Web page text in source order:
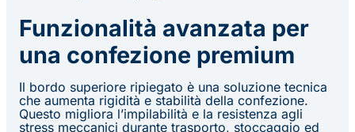
Funzionalità avanzata per
una confezione premium
Il bordo superiore ripiegato è una soluzione tecnica
che aumenta rigidità e stabilità della confezione.
Questo migliora l’impilabilità e la resistenza agli
stress meccanici durante trasporto, stoccaggio ed